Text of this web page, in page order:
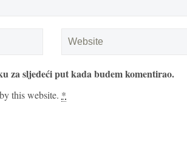
za sljedeći put kada budem komentirao.
this website. *